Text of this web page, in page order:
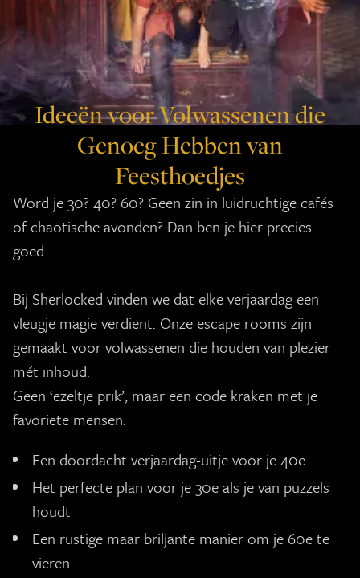
Ideeën voor Volwassenen die
Genoeg Hebben van
Feesthoedjes
Word je 30? 40? 60? Geen zin in luidruchtige cafés
of chaotische avonden? Dan ben je hier precies
goed.
Bij Sherlocked vinden we dat elke verjaardag een
vleugje magie verdient. Onze escape rooms zijn
gemaakt voor volwassenen die houden van plezier
mét inhoud.
Geen ‘ezeltje prik’, maar een code kraken met je
favoriete mensen.
Een doordacht verjaardag-uitje voor je 40e
Het perfecte plan voor je 30e als je van puzzels
houdt
Een rustige maar briljante manier om je 60e te
vieren